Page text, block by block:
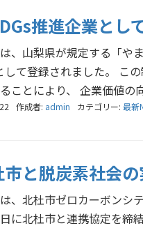
推進企業とし
、山梨県が規定する「や
して登録されました。 こ
ことにより、 企業価値
作成者: admin カテゴリー: 最新
市と脱炭素社会
、北杜市ゼロカーボンシ
に北杜市と連携協定を締